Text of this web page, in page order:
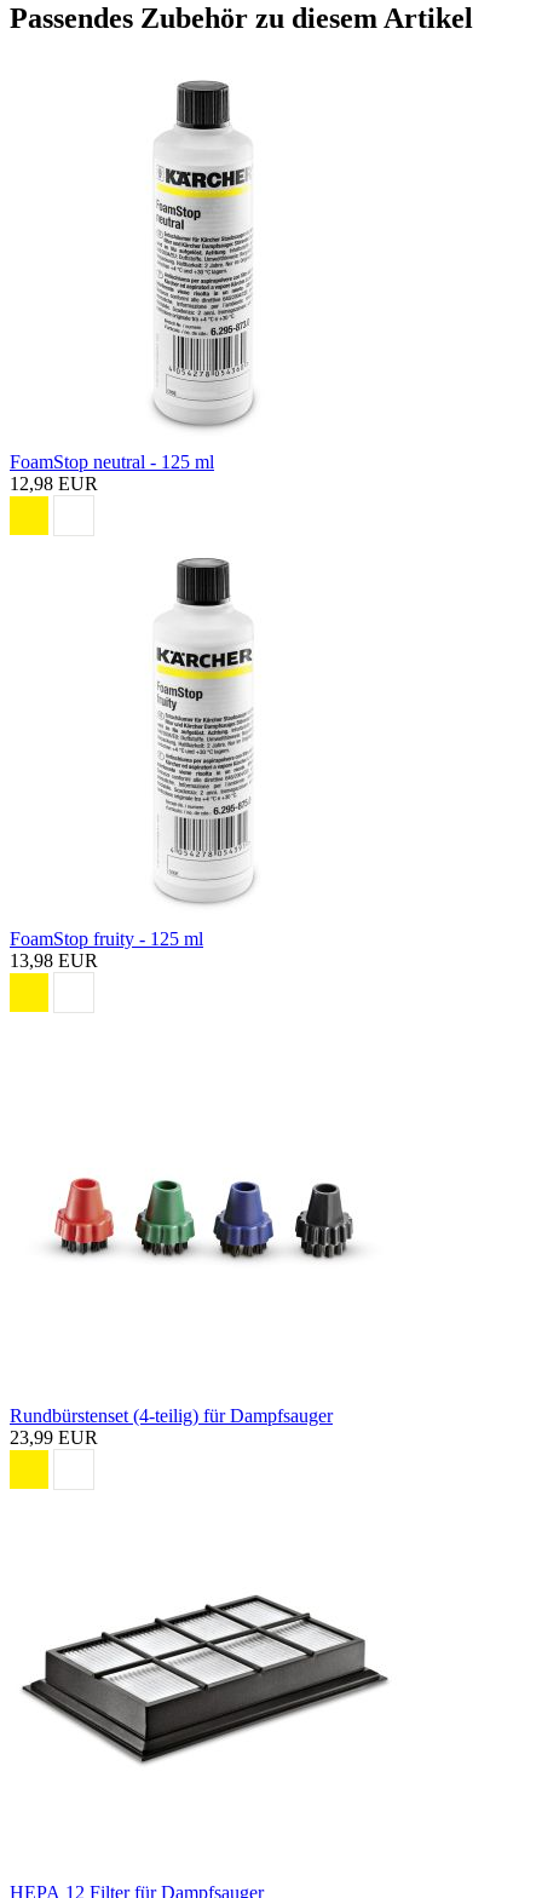
Passendes Zubehör zu diesem Artikel
FoamStop neutral - 125 ml
12,98 EUR
FoamStop fruity - 125 ml
13,98 EUR
Rundbürstenset (4-teilig) für Dampfsauger
23,99 EUR
HEPA 12 Filter für Dampfsauger